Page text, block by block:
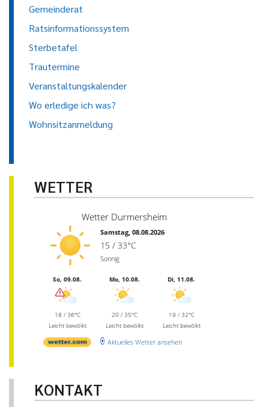
Gemeinderat
Ratsinformationssystem
Sterbetafel
Trautermine
Veranstaltungskalender
Wo erledige ich was?
Wohnsitzanmeldung
WETTER
Wetter Durmersheim
Samstag, 08.08.2026
15 / 33°C
Sonnig
So, 09.08.
18 / 36°C
Leicht bewölkt
Mo, 10.08.
20 / 35°C
Leicht bewölkt
Di, 11.08.
19 / 32°C
Leicht bewölkt
Aktuelles Wetter ansehen
KONTAKT